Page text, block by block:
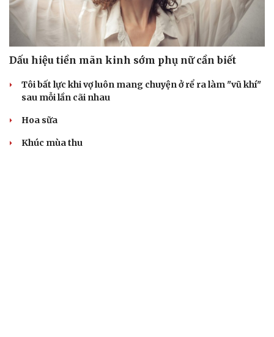
Dấu hiệu tiền mãn kinh sớm phụ nữ cần biết
Tôi bất lực khi vợ luôn mang chuyện ở rể ra làm "vũ khí"
sau mỗi lần cãi nhau
Hoa sữa
Khúc mùa thu